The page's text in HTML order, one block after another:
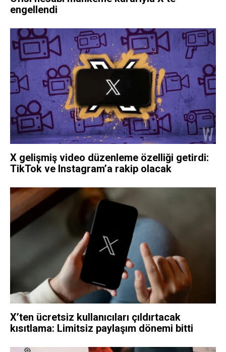
engellendi
X gelişmiş video düzenleme özelliği getirdi:
TikTok ve Instagram’a rakip olacak
X’ten ücretsiz kullanıcıları çıldırtacak
kısıtlama: Limitsiz paylaşım dönemi bitti